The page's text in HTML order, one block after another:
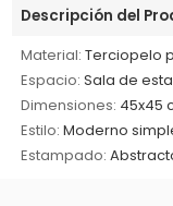
Descripción del
Material: Terciopelo
Espacio: Sala de
Dimensiones: 45x45
Estilo: Moderno
Estampado: